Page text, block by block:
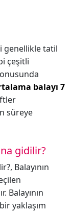
genellikle tatil
çeşitli
balayı 7
süreye
gidilir?
Balayının
Balayının
yaklaşım